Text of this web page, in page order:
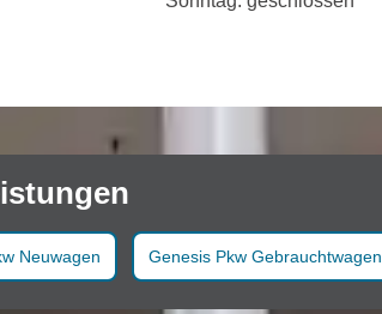
Neuwagen Genesis Pkw Gebrauchtwagen